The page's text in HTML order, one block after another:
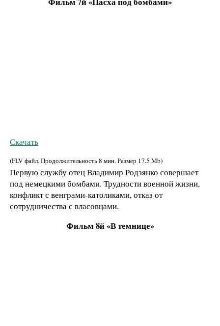
Скачать
(FLV файл. Продолжительность8 мин.Размер 17.5 Mb)
Первую службу отец Владимир Родзянко совершает
под немецкими бомбами. Трудности военной жизни,
конфликт с венграми-католиками, отказ от
сотрудничества с власовцами.
Фильм 8й «В темнице»